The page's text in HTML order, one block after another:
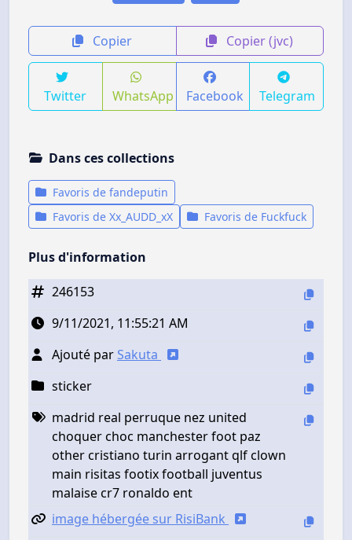
Copier Copier (jvc)
Twitter WhatsApp Facebook Telegram
Dans ces collections
Favoris de fandeputin
Favoris de Xx_AUDD_xX
Favoris de Fuckfuck
Plus d'information
246153
9/11/2021, 11:55:21 AM
Ajouté par Sakuta
sticker
madrid real perruque nez united
choquer choc manchester foot paz
other cristiano turin arrogant qlf clown
main risitas footix football juventus
malaise cr7 ronaldo ent
image hébergée sur RisiBank